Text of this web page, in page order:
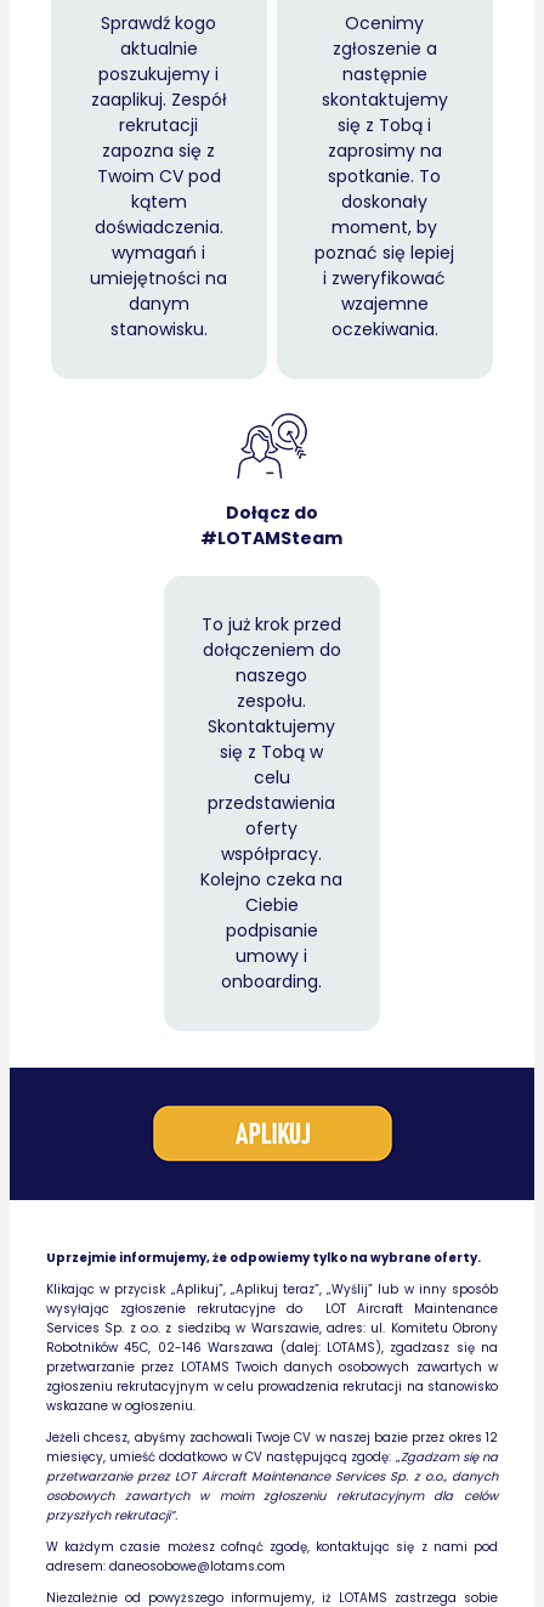
Sprawdź kogo
aktualnie
poszukujemy i
zaaplikuj. Zespół
rekrutacji
zapozna się z
Twoim CV pod
kątem
doświadczenia.
wymagań i
umiejętności na
danym
stanowisku.
Ocenimy
zgłoszenie a
następnie
skontaktujemy
się z Tobą i
zaprosimy na
spotkanie. To
doskonały
moment, by
poznać się lepiej
i zweryfikować
wzajemne
oczekiwania.
Dołącz do
#LOTAMSteam
To już krok przed
dołączeniem do
naszego
zespołu.
Skontaktujemy
się z Tobą w
celu
przedstawienia
oferty
współpracy.
Kolejno czeka na
Ciebie
podpisanie
umowy i
onboarding.
Uprzejmie informujemy, że odpowiemy tylko na wybrane oferty.
Klikając w przycisk „Aplikuj”, „Aplikuj teraz”, „Wyślij” lub w inny sposób
wysyłając zgłoszenie rekrutacyjne do
LOT Aircraft Maintenance
Services Sp. z o.o. z siedzibą w Warszawie, adres: ul. Komitetu Obrony
Robotników 45C, 02-146 Warszawa (dalej: LOTAMS), zgadzasz się na
przetwarzanie przez LOTAMS Twoich danych osobowych zawartych w
zgłoszeniu rekrutacyjnym w celu prowadzenia rekrutacji na stanowisko
wskazane w ogłoszeniu.
Jeżeli chcesz, abyśmy zachowali Twoje CV w naszej bazie przez okres 12
miesięcy, umieść dodatkowo w CV następującą zgodę: „Zgadzam się na
przetwarzanie przez LOT Aircraft Maintenance Services Sp. z o.o., danych
osobowych zawartych w moim zgłoszeniu rekrutacyjnym dla celów
przyszłych rekrutacji”.
W każdym czasie możesz cofnąć zgodę, kontaktując się z nami pod
adresem: daneosobowe@lotams.com
Niezależnie od powyższego informujemy, iż LOTAMS zastrzega sobie